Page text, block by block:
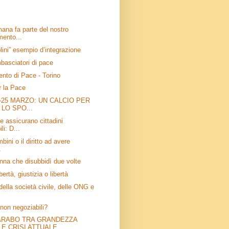
fa parte del nostro
esempio d’integrazione
di pace
di Pace - Torino
la Pace
MARZO: UN CALCIO PER
LO SPO...
assicurano cittadini
D...
o il diritto ad avere
che disubbidì due volte
giustizia o libertà
società civile, delle ONG e
negoziabili?
TRA GRANDEZZA
E CRISI ATTUALE